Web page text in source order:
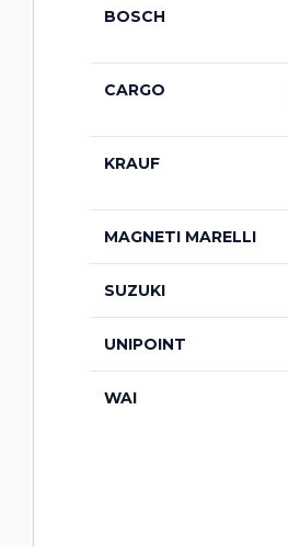
BOSCH
CARGO
KRAUF
MAGNETI MARELLI
SUZUKI
UNIPOINT
WAI